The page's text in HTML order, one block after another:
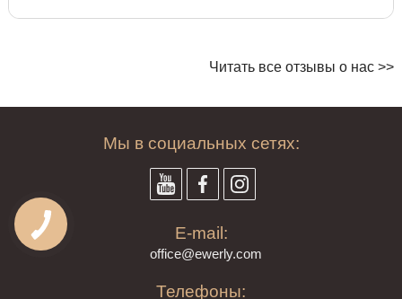
Читать все отзывы о нас >>
Мы в социальных сетях:
E-mail:
office@ewerly.com
Телефоны: